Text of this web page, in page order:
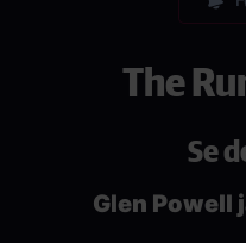
The
Se
Glen Powell